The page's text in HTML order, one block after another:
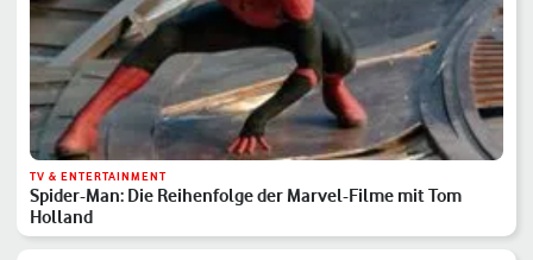
TV & ENTERTAINMENT
Spider-Man: Die Reihenfolge der Marvel-Filme mit Tom
Holland